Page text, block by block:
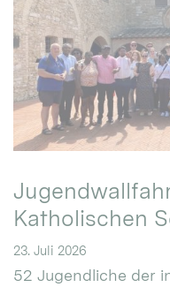
Katholischen
23. Juli 2026
52 Jugendliche der